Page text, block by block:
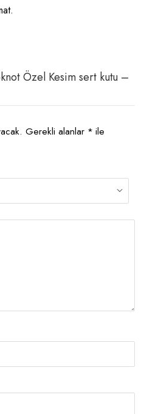
Özel Kesim sert kutu –
Gerekli alanlar * ile